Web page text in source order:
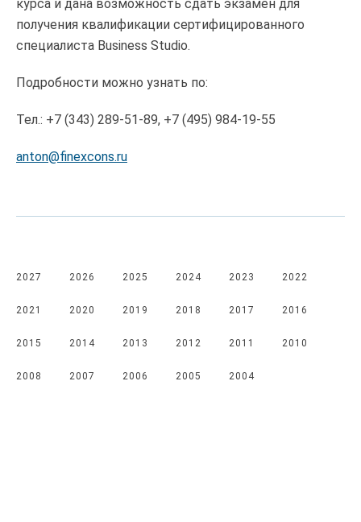
курса и дана возможность сдать экзамен для
получения квалификации сертифицированного
специалиста Business Studio.
Подробности можно узнать по:
Тел.: +7 (343) 289-51-89, +7 (495) 984-19-55
anton@finexcons.ru
2027 2026 2025 2024 2023 2022
2021 2020 2019 2018 2017 2016
2015 2014 2013 2012 2011 2010
2008 2007 2006 2005 2004